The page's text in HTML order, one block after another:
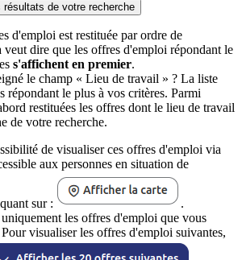
de votre recherche
d'emploi est restituée par ordre de
veut dire que les offres d'emploi répondant le
s'affichent en premier.
le champ « Lieu de travail » ? La liste
répondant le plus à vos critères. Parmi
restituées les offres dont le lieu de travail
de votre recherche.
de visualiser ces offres d'emploi via
aux personnes en situation de
sur :
.
les offres d'emploi que vous
visualiser les offres d'emploi suivantes,